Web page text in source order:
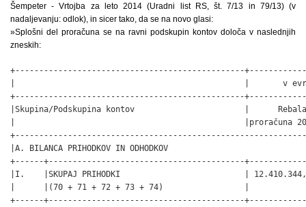
Šempeter - Vrtojba za leto 2014 (Uradni list RS, št. 7/13 in 79/13) (v
nadaljevanju: odlok), in sicer tako, da se na novo glasi:
»Splošni del proračuna se na ravni podskupin kontov določa v naslednjih
zneskih:
+------------------------------------------------+--------------+
|                                                |       v evrih|
+------------------------------------------------+--------------+
|Skupina/Podskupina kontov                       |      Rebalans|
|                                                |proračuna 2014|
+---------------------------------------------------------------+
|A. BILANCA PRIHODKOV IN ODHODKOV                               |
+------+-----------------------------------------+--------------+
|I.    |SKUPAJ PRIHODKI                          | 12.410.344,35|
|      |(70 + 71 + 72 + 73 + 74)                 |              |
+------+-----------------------------------------+--------------+
|      |TEKOČI PRIHODKI (70 + 71)                |  7.228.656,86|
+------+-----------------------------------------+--------------+
|70    |DAVČNI PRIHODKI                          |  4.280.688,59|
+------+-----------------------------------------+--------------+
|      |700 Davki na dohodek in dobiček          |  3.085.118,00|
+------+-----------------------------------------+--------------+
|      |703 Davki na premoženje                  |    934.770,59|
+------+-----------------------------------------+--------------+
|      |704 Domači davki na blago in storitve    |    260.800,00|
+------+-----------------------------------------+--------------+
|      |706 Drugi davki                          |             0|
+------+-----------------------------------------+--------------+
|71    |NEDAVČNI PRIHODKI                        |  2.947.968,27|
+------+-----------------------------------------+--------------+
|      |710 Udeležba na dobičku in dohodki od    |  1.437.250,00|
|      |premoženja                               |              |
+------+-----------------------------------------+--------------+
|      |711 Takse in pristojbine                 |      1.500,00|
+------+-----------------------------------------+--------------+
|      |712 Denarne kazni                        |      8.010,00|
+------+-----------------------------------------+--------------+
|      |713 Prihodki od prodaje blaga            |             0|
|      |in storitev                              |              |
+------+-----------------------------------------+--------------+
|      |714 Drugi nedavčni prihodki              |  1.501.208,27|
+------+-----------------------------------------+--------------+
|72    |KAPITALSKI PRIHODKI                      |     98.634,00|
+------+-----------------------------------------+--------------+
|      |720 Prihodki od prodaje zgradb           |      4.200,00|
|      |in prostorov                             |              |
+------+-----------------------------------------+--------------+
|      |722 Prihodki od prodaje zemljišč         |     94.434,00|
|      |in neopredmetenih sredstev               |              |
+------+-----------------------------------------+--------------+
|74    |TRANSFERNI PRIHODKI                      |  5.083.053,49|
+------+-----------------------------------------+--------------+
|      |740 Transferni prihodki iz drugih        |    829.007,57|
|      |javnofinančnih institucij                |              |
+------+-----------------------------------------+--------------+
|      |741 Prejeta sredstva iz državnega        |  4.254.045,92|
|      |proračuna iz sredstev proračuna Evropske |              |
|      |unije                                    |              |
+------+-----------------------------------------+--------------+
|II    |SKUPAJ ODHODKI                           | 13.794.093,39|
|      |(40 + 41 + 42 + 43)                      |              |
+------+-----------------------------------------+--------------+
|40    |TEKOČI ODHODKI                           |  2.981.449,70|
+------+-----------------------------------------+--------------+
|      |400 Plače in drugi izdatki zaposlenim    |    657.663,90|
+------+-----------------------------------------+--------------+
|      |401 Prispevki delodajalcev               |     89.630,00|
|      |za socialno varnost                      |              |
+------+-----------------------------------------+--------------+
|      |402 Izdatki za blago in storitve         |  2.173.155,80|
+------+-----------------------------------------+--------------+
|      |403 Plačila domačih obresti              |     41.000,00|
+------+-----------------------------------------+--------------+
|      |409 Rezerve                              |     20.000,00|
+------+-----------------------------------------+--------------+
|41    |TEKOČI TRANSFERI                         |  2.308.623,00|
+------+-----------------------------------------+--------------+
|      |410 Subvencije                           |    278.300,00|
+------+-----------------------------------------+--------------+
|      |411 Transferi posameznikom               |    380.200,00|
|      |in gospodinjstvom                        |              |
+------+-----------------------------------------+--------------+
|      |412 Transferi neprofitnim organizacijam  |    242.512,00|
|      |in ustanovam                             |              |
+------+-----------------------------------------+--------------+
|      |413 Drugi tekoči domači transferi        |  1.407.611,00|
+------+-----------------------------------------+--------------+
|      |414 Tekoči transferi v tujino            |             0|
+------+-----------------------------------------+--------------+
|42    |INVESTICIJSKI ODHODKI                    |  8.442.057,69|
+------+-----------------------------------------+--------------+
|      |420 Nakup in gradnja osnovnih sredstev   |  8.442.057,69|
+------+-----------------------------------------+--------------+
|43    |INVESTICIJSKI TRANSFERI                  |     61.963,00|
+------+-----------------------------------------+--------------+
|      |431 Investicijski transferi pravnim      |     11.963,00|
|      |in fizičnim osebam, ki niso prorač.      |              |
|      |uporabniki                               |              |
+------+-----------------------------------------+--------------+
|      |432 Investicijski transferi proračunskim |     50.000,00|
|      |uporabnikom                              |              |
+------+-----------------------------------------+--------------+
|III   |PRORAČUNSKI PRESEŽEK (I. – II.)          | –1.383.749,04|
|      |PRORAČUNSKI PRIMANJKLJAJ                 |              |
+---------------------------------------------------------------+
|B. RAČUN FINANČNIH TERJATEV IN NALOŽB                          |
+------+-----------------------------------------+--------------+
|IV.   |PREJETA VRAČILA DANIH POSOJIL IN PRODAJA |      1.750,00|
|      |KAPITALSKIH DELEŽEV (750 + 751 + 752)    |              |
+------+-----------------------------------------+--------------+
|75    |PREJETA VRAČILA DANIH POSOJIL (750 + 751 |      1.750,00|
|      |+ 752)                                   |              |
+------+-----------------------------------------+--------------+
|      |750 Prejeta vračila danih posojil        |      1.750,00|
+------+-----------------------------------------+--------------+
|      |751 Prodaja kapitalskih deležev          |              |
+------+-----------------------------------------+--------------+
|      |752 Kupnine iz naslova privatizacije     |              |
+------+-----------------------------------------+--------------+
|V.    |DANA POSOJILA IN POVEČANJE KAPITALSKIH   |     82.516,00|
|      |DELEŽEV                                  |              |
|      |(440 + 441 + 442)                        |              |
+------+-----------------------------------------+--------------+
|44    |DANA POSOJILA IN POVEČANJE KAPITALSKIH   |     82.516,00|
|      |DELEŽEV                                  |              |
+------+-----------------------------------------+--------------+
|      |440 Dana posojila                        |              |
+------+-----------------------------------------+--------------+
|      |441 Povečanje kapitalskih deležev        |     82.516,00|
|      |in naložb                                |              |
+------+-----------------------------------------+--------------+
|      |442 Poraba sredstev kupnin               |              |
|      |iz naslova privatizacije                 |              |
+------+-----------------------------------------+--------------+
|VI.   |PREJETA MINUS DANA POSOJILA IN SPREMEMBE |    –80.766,00|
|      |KAPITALSKIH DELEŽEV (IV. – V.)           |              |
+---------------------------------------------------------------+
|C. RAČUN FINANCIRANJA                                          |
+------+-----------------------------------------+--------------+
|VII.  |ZADOLŽEVANJE (500)                       |  1.100.018,00|
+------+-----------------------------------------+--------------+
|50    |ZADOLŽEVANJE                             |  1.100.018,00|
+------+-----------------------------------------+--------------+
|      |500 Domače zadolževanje                  |  1.100.018,00|
+------+-----------------------------------------+--------------+
|VIII. |ODPLAČILA DOLGA (550)                    |    173.900,00|
+------+-----------------------------------------+--------------+
|55    |ODPLAČILA DOLGA                          |    173.900,00|
+------